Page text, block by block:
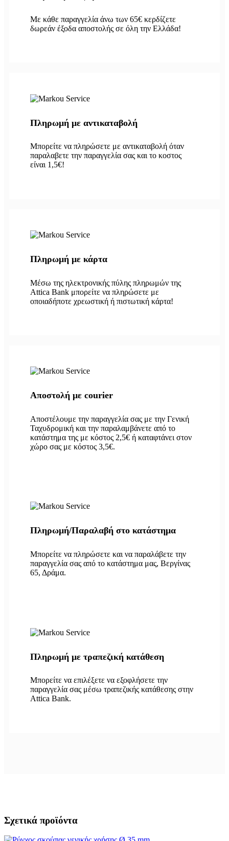
Με κάθε παραγγελία άνω των 65€ κερδίζετε
δωρεάν έξοδα αποστολής σε όλη την Ελλάδα!
Πληρωμή με αντικαταβολή
Μπορείτε να πληρώσετε με αντικαταβολή όταν
παραλαβετε την παραγγελία σας και το κοστος
είναι 1,5€!
Πληρωμή με κάρτα
Μέσω της ηλεκτρονικής πύλης πληρωμών της
Attica Bank μπορείτε να πληρώσετε με
οποιαδήποτε χρεωστική ή πιστωτική κάρτα!
Αποστολή με courier
Αποστέλουμε την παραγγελία σας με την Γενική
Ταχυδρομική και την παραλαμβάνετε από το
κατάστημα της με κόστος 2,5€ ή καταφτάνει στον
χώρο σας με κόστος 3,5€.
Πληρωμή/Παραλαβή στο κατάστημα
Μπορείτε να πληρώσετε και να παραλάβετε την
παραγγελία σας από το κατάστημα μας, Βεργίνας
65, Δράμα.
Πληρωμή με τραπεζική κατάθεση
Μπορείτε να επιλέξετε να εξοφλήσετε την
παραγγελία σας μέσω τραπεζικής κατάθεσης στην
Attica Bank.
Σχετικά προϊόντα